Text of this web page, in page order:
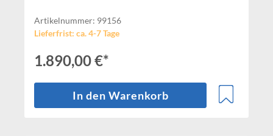
Artikelnummer: 99156
Lieferfrist: ca. 4-7 Tage
1.890,00 €*
In den Warenkorb